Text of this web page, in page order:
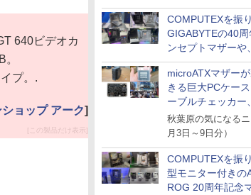
COMPUTEXを振
GIGABYTEの40周
ンセプトマザーや
Ryzen向けマザー
ーボード編その2)
microATXマザー
きる巨大PCケー
ーブルチェッカー、
Noctua×Pulsarコ
ン内蔵ゲーミング
到 ほか
秋葉原の気になる
月3日～9日分）
COMPUTEXを振
型モニター付きの
ROG 20周年記念
640ビデオカ
プ。.
ョップ アーク]
[この製品だけ表示]